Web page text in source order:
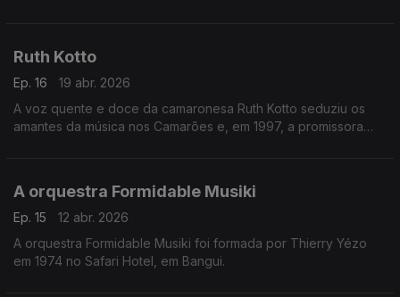
Ruth Kotto
Ep. 16
19 abr. 2026
A voz quente e doce da camaronesa Ruth Kotto seduziu os
amantes da música nos Camarões e, em 1997, a promissora
A orquestra Formidable Musiki
Ep. 15
12 abr. 2026
A orquestra Formidable Musiki foi formada por Thierry Yézo
em 1974 no Safari Hotel, em Bangui.